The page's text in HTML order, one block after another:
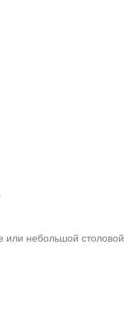
или небольшой столовой